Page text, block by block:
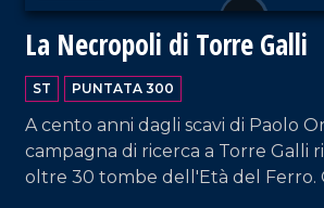
La Necropoli di Torre Galli
ST PUNTATA 300
A cento anni dagli scavi di Paolo
campagna di ricerca a Torre Galli
oltre 30 tombe dell'Età del Ferro.
VAI AL TITOLO